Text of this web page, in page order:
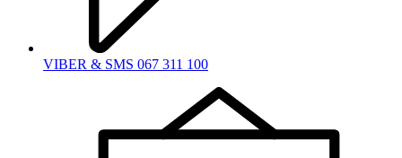
VIBER & SMS 067 311 100